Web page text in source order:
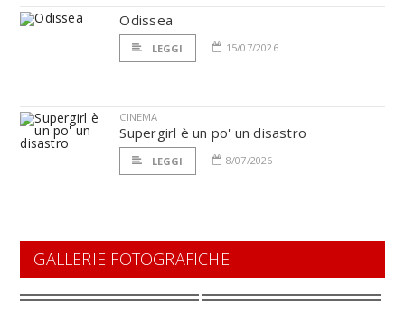
Odissea
LEGGI 15/07/2026
CINEMA
Supergirl è un po' un disastro
LEGGI 8/07/2026
GALLERIE FOTOGRAFICHE